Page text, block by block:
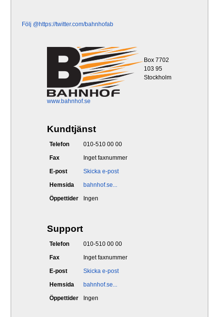
Följ @https://twitter.com/bahnhofab
Box 7702
103 95
Stockholm
www.bahnhof.se
Kundtjänst
Telefon
010-510 00 00
Fax
Inget faxnummer
E-post
Skicka e-post
Hemsida
bahnhof.se...
Öppettider
Ingen
Support
Telefon
010-510 00 00
Fax
Inget faxnummer
E-post
Skicka e-post
Hemsida
bahnhof.se...
Öppettider
Ingen